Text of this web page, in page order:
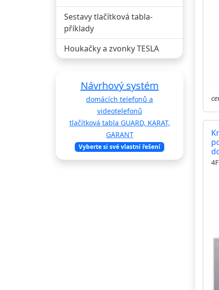
Sestavy tlačítková tabla-
příklady
Houkačky a zvonky TESLA
Návrhový systém
domácích telefonů a
videotelefonů
tlačítková tabla GUARD, KARAT,
GARANT
Vyberte si své vlastní řešení